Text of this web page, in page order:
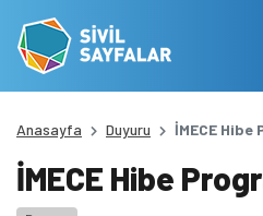
Anasayfa Duyuru İMECE Hibe
İMECE Hibe